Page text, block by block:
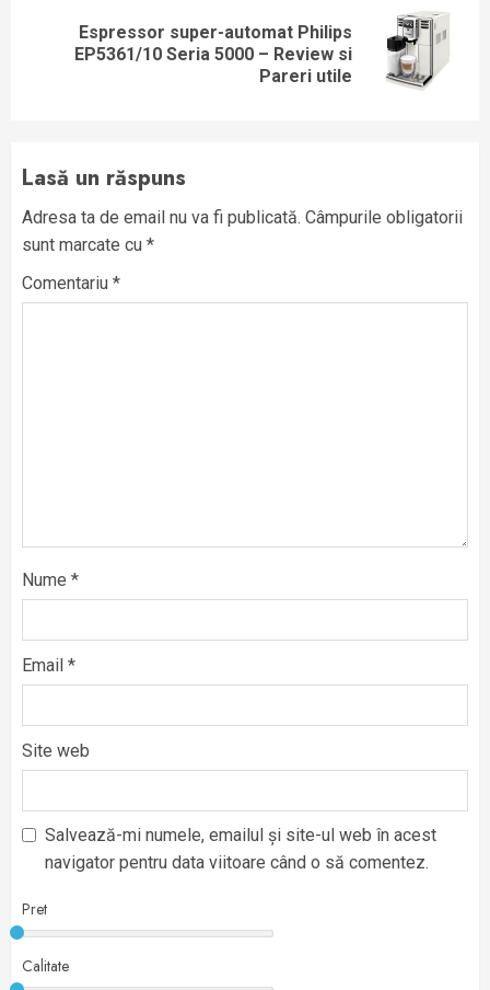
Espressor super-automat Philips
EP5361/10 Seria 5000 – Review si
Pareri utile
Lasă un răspuns
Adresa ta de email nu va fi publicată. Câmpurile obligatorii
sunt marcate cu *
Comentariu *
Nume *
Email *
Site web
Salvează-mi numele, emailul și site-ul web în acest
navigator pentru data viitoare când o să comentez.
Pret
Calitate